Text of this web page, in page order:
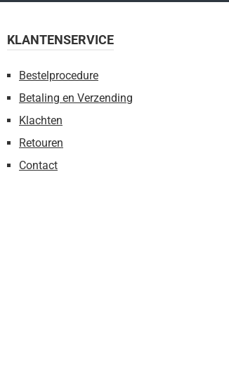
KLANTENSERVICE
Bestelprocedure
Betaling en Verzending
Klachten
Retouren
Contact